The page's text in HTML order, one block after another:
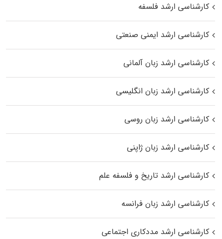
کارشناسی ارشد فلسفه
کارشناسی ارشد ایمنی صنعتی
کارشناسی ارشد زبان آلمانی
کارشناسی ارشد زبان انگلیسی
کارشناسی ارشد زبان روسی
کارشناسی ارشد زبان ژاپنی
کارشناسی ارشد تاریخ و فلسفه علم
کارشناسی ارشد زبان فرانسه
کارشناسی ارشد مددکاری اجتماعی